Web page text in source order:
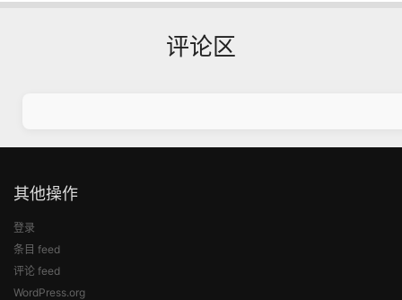
评论区
其他操作
登录
条目 feed
评论 feed
WordPress.org